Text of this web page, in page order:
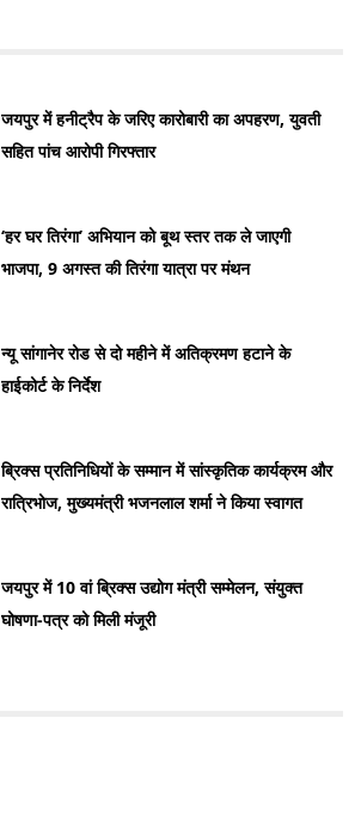
जयपुर में हनीट्रैप के जरिए कारोबारी का अपहरण, युवती
सहित पांच आरोपी गिरफ्तार
‘हर घर तिरंगा’ अभियान को बूथ स्तर तक ले जाएगी
भाजपा, 9 अगस्त की तिरंगा यात्रा पर मंथन
न्यू सांगानेर रोड से दो महीने में अतिक्रमण हटाने के
हाईकोर्ट के निर्देश
ब्रिक्स प्रतिनिधियों के सम्मान में सांस्कृतिक कार्यक्रम और
रात्रिभोज, मुख्यमंत्री भजनलाल शर्मा ने किया स्वागत
जयपुर में 10 वां ब्रिक्स उद्योग मंत्री सम्मेलन, संयुक्त
घोषणा-पत्र को मिली मंजूरी